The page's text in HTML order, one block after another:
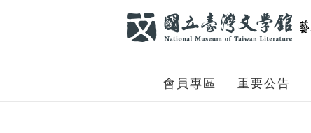
會員專區 重要公告